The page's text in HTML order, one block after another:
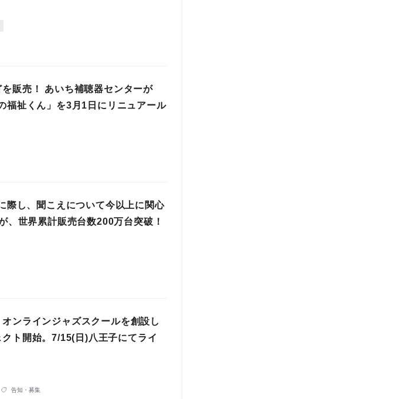
販売！ あいち補聴器センターが
福祉くん」を3月1日にリニュアール
際し、聞こえについて今以上に関心
、世界累計販売台数200万台突破！
ンラインジャズスクールを創設し
ト開始。7/15(日)八王子にてライ
告知・募集